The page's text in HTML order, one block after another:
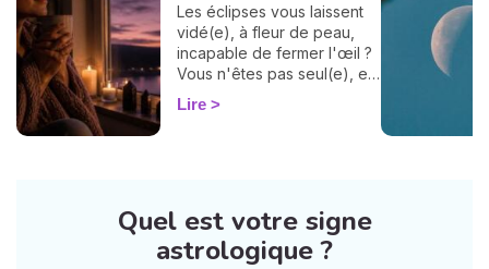
Les éclipses vous laissent
vidé(e), à fleur de peau,
incapable de fermer l'œil ?
Vous n'êtes pas seul(e), et
surtout : ça se traverse en
douceur. Voici 7 gestes
intérieur. 🛡️🌒
Lire
Quel est votre signe
astrologique ?